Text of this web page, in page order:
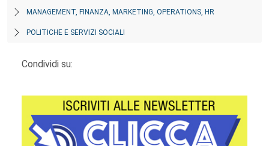
MANAGEMENT, FINANZA, MARKETING, OPERATIONS, HR
POLITICHE E SERVIZI SOCIALI
Condividi su: